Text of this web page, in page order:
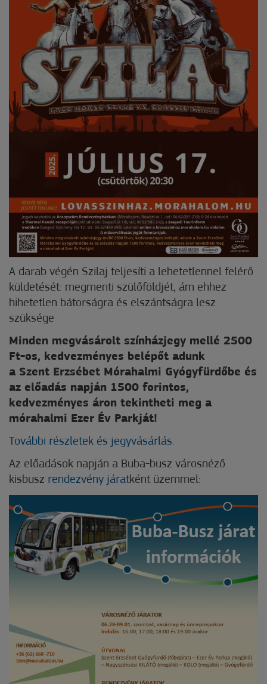
A darab végén Szilaj teljesíti a lehetetlennel felérő
küldetését: megmenti szülőföldjét, ám ehhez
hihetetlen bátorságra és elszántságra lesz
szüksége
Minden megvásárolt színházjegy mellé 2500
Ft-os, kedvezményes belépőt adunk
a Szent Erzsébet Mórahalmi Gyógyfürdőbe és
az előadás napján 1500 forintos,
kedvezményes áron tekintheti meg a
mórahalmi Ezer Év Parkját!
További részletek és jegyvásárlás.
Az előadások napján a Buba-busz városnéző
kisbusz rendezvény járatként üzemmel: